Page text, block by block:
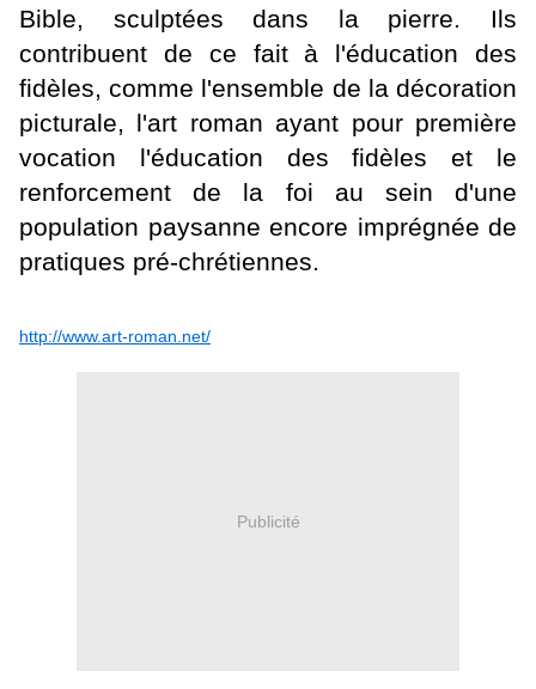
Bible, sculptées dans la pierre. Ils
contribuent de ce fait à l'éducation des
fidèles, comme l'ensemble de la décoration
picturale, l'art roman ayant pour première
vocation l'éducation des fidèles et le
renforcement de la foi au sein d'une
population paysanne encore imprégnée de
pratiques pré-chrétiennes.
http://www.art-roman.net/
Publicité